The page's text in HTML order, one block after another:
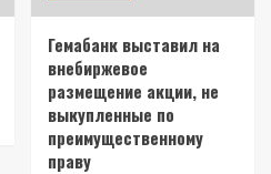
Гемабанк выставил на
внебиржевое
размещение акции, не
выкупленные по
преимущественному
праву